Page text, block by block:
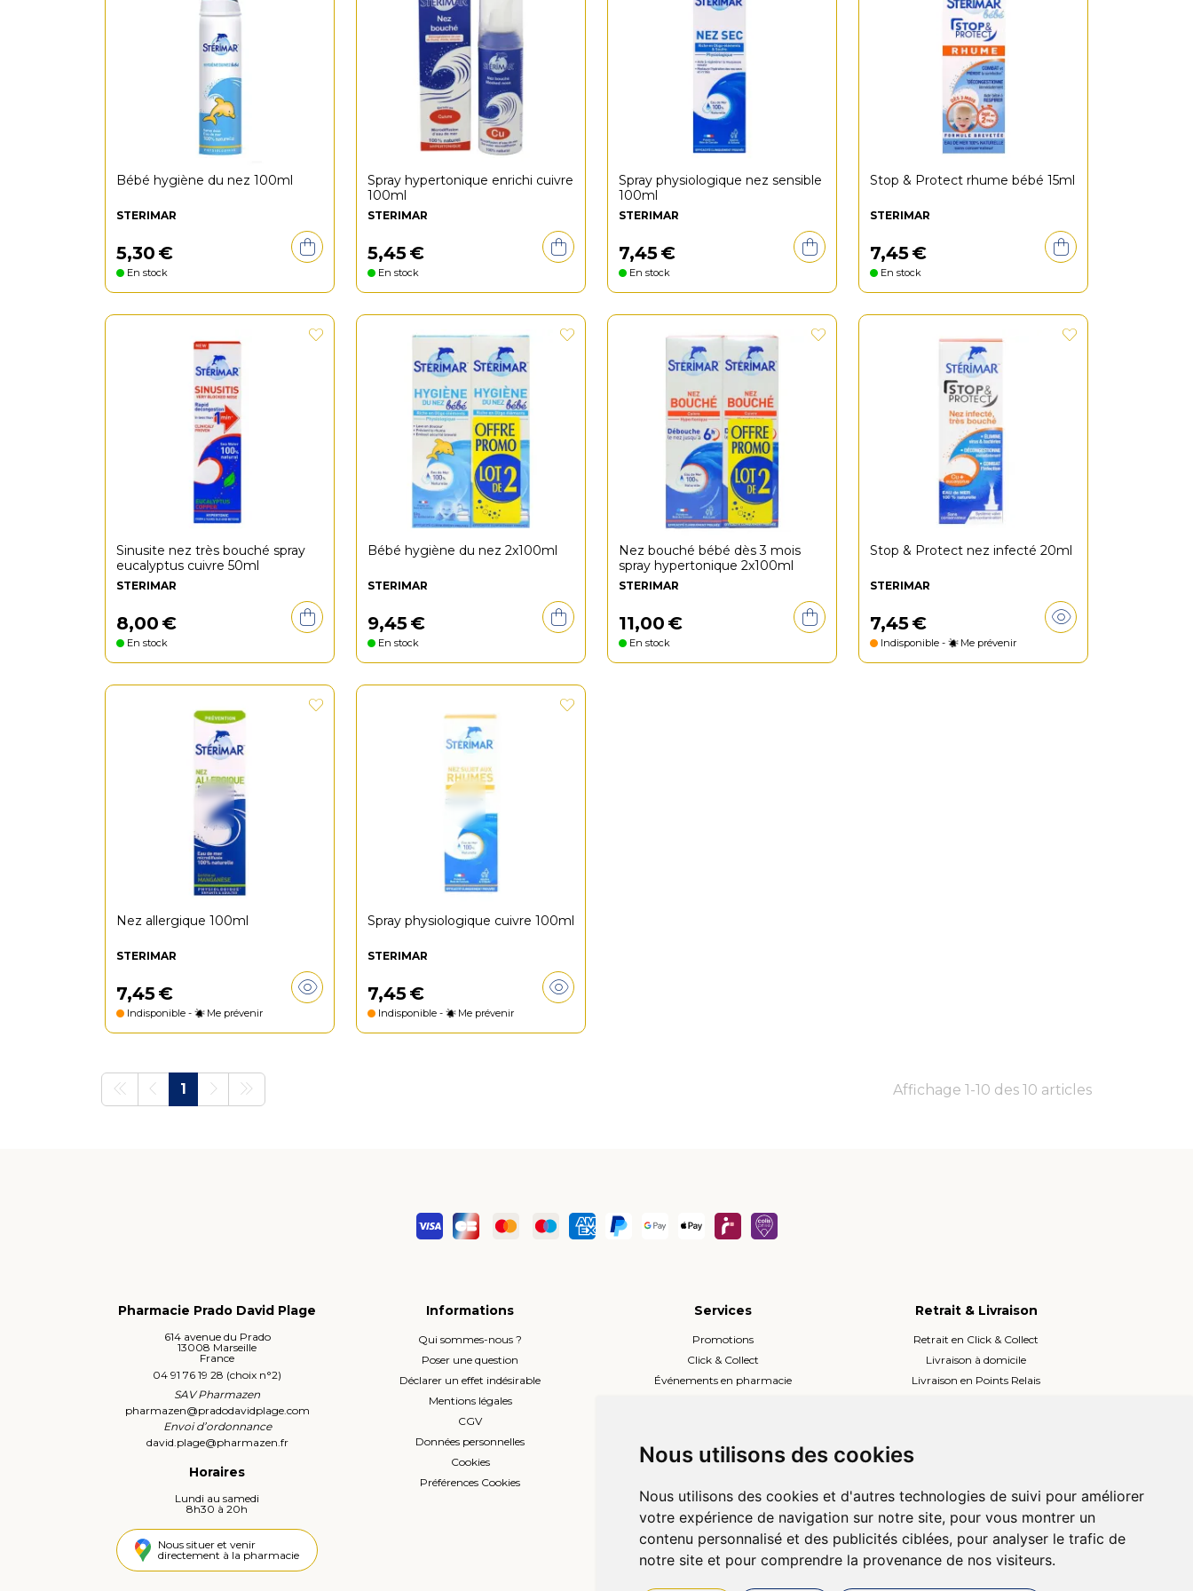
Nous utilisons des cookies
Nous utilisons des cookies et d'autres technologies de suivi pour améliorer
votre expérience de navigation sur notre site, pour vous montrer un
contenu personnalisé et des publicités ciblées, pour analyser le trafic de
notre site et pour comprendre la provenance de nos visiteurs.
Bébé hygiène du nez 100ml
STERIMAR
5,30 €
En stock
Spray hypertonique enrichi cuivre
100ml
STERIMAR
5,45€
En stock
Spray physiologique nez sensible
100ml
STERIMAR
7,45€
En stock
Stop & Protect rhume bébé 15ml
STERIMAR
7,45€
En stock
Sinusite nez très bouché spray
eucalyptus cuivre 50ml
STERIMAR
8,00 €
En stock
Bébé hygiène du nez 2x100ml
STERIMAR
9,45€
En stock
Nez bouché bébé dès 3 mois
spray hypertonique 2x100ml
STERIMAR
11,00 €
En stock
Stop & Protect nez infecté 20ml
STERIMAR
7,45€
Indisponible - Me prévenir
Nez allergique 100ml
STERIMAR
7,45€
Indisponible - Me prévenir
Spray physiologique cuivre 100ml
STERIMAR
7,45€
Indisponible - Me prévenir
Affichage 1-10 des 10 articles
1
Pharmacie Prado David Plage
614 avenue du Prado
13008 Marseille
France
04 91 76 19 28 (choix n°2)
SAV Pharmazen
pharmazen@pradodavidplage.com
Envoi d’ordonnance
david.plage@pharmazen.fr
Horaires
Lundi au samedi
8h30 à 20h
Nous situer et venir
directement à la pharmacie
Informations
Qui sommes-nous ?
Poser une question
Déclarer un effet indésirable
Mentions légales
CGV
Données personnelles
Cookies
Préférences Cookies
Services
Promotions
Click & Collect
Événements en pharmacie
Compte professionnel
Retrait & Livraison
Retrait en Click & Collect
Livraison à domicile
Livraison en Points Relais